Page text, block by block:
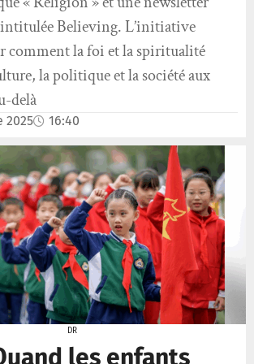
Believing. L’initiative
comment la foi et la spiritualité
la politique et la société aux
delà
2025 16:40
DR
les enfants